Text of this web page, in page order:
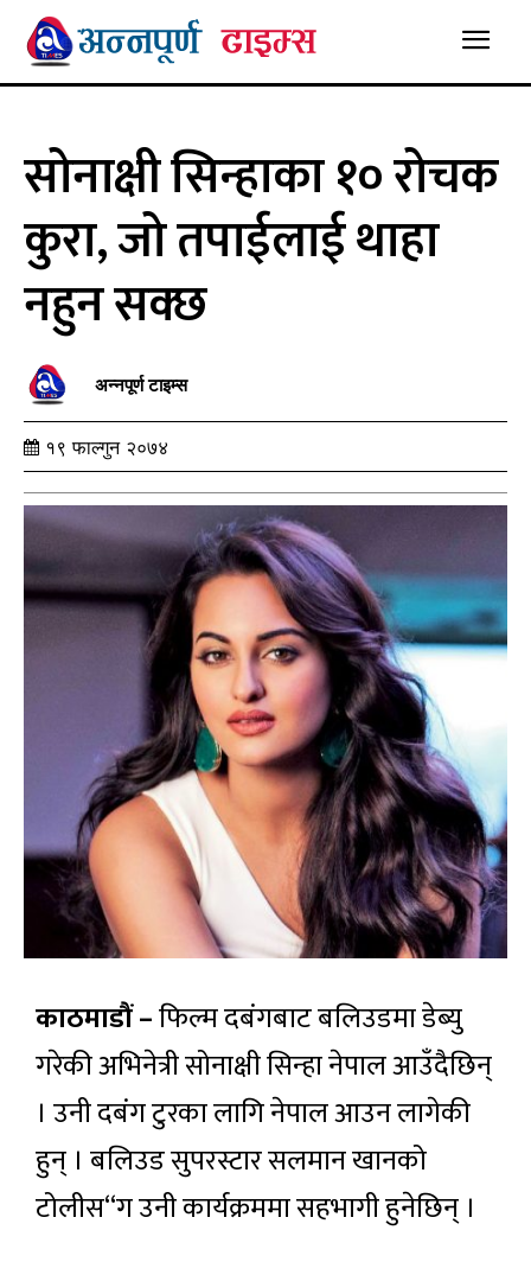
सोनाक्षी सिन्हाका १० रोचक
कुरा, जो तपाईलाई थाहा
नहुन सक्छ
अन्नपूर्ण टाइम्स
१९ फाल्गुन २०७४
काठमाडौं –फिल्म दबंगबाट बलिउडमा डेब्यु
गरेकी अभिनेत्री सोनाक्षी सिन्हा नेपाल आउँदैछिन्
। उनी दबंग टुरका लागि नेपाल आउन लागेकी
हुन् । बलिउड सुपरस्टार सलमान खानको
टोलीस“ग उनी कार्यक्रममा सहभागी हुनेछिन् ।